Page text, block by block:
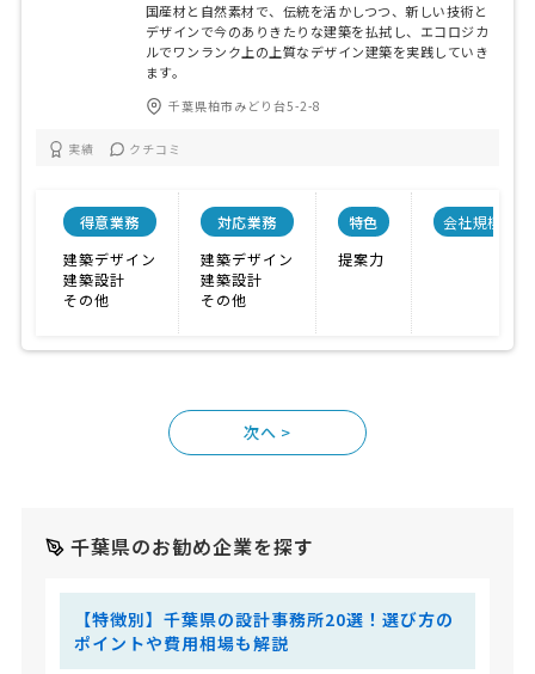
国産材と自然素材で、伝統を活かしつつ、新しい技術と
デザインで今のありきたりな建築を払拭し、エコロジカ
ルでワンランク上の上質なデザイン建築を実践していき
ます。
千葉県柏市みどり台5-2-8
実績 クチコミ
得意業務
建築デザイン
建築設計
その他
対応業務
建築デザイン
建築設計
その他
特色
提案力
会社規模
>
千葉県のお勧め企業を探す
【特徴別】千葉県の設計事務所20選！選び方の
ポイントや費用相場も解説